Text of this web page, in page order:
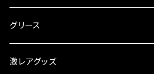
オリジナルオイル
パワークラスターオイル
ロイヤルパープル
エアコン
お茶
御守り
グリース
激レアグッズ